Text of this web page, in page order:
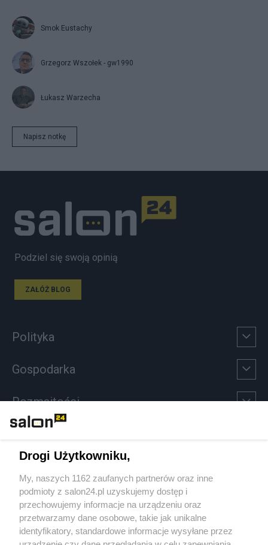
Smok Eustachy
Grzegorz Wszołek - gw1990
Łukasz Warzecha
Napisz notkę
Podziel się swoją opinią
ZAŁÓŻ BLOG
Polityka
Gospodarka
Rozmaitości
Sport
Społeczeństwo
Kultura
Drogi Użytkowniku,
My, naszych 1162 zaufanych partnerów oraz inne
podmioty z salon24.pl uzyskujemy dostęp i
przechowujemy informacje na urządzeniu oraz
przetwarzamy dane osobowe, takie jak unikalne
identyfikatory, standardowe informacje wysyłane przez